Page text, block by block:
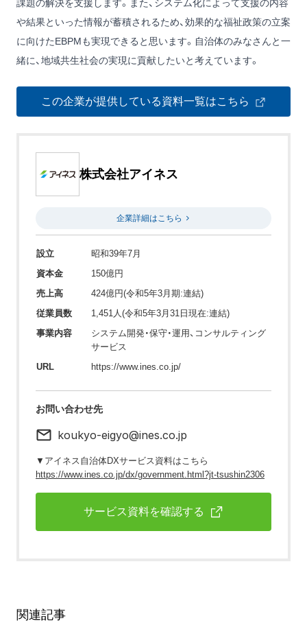
課題の解決を支援します。また、システム化によって支援の内容
や結果といった情報が蓄積されるため、効果的な福祉政策の立案
に向けたEBPMも実現できると思います。自治体のみなさんと一
緒に、地域共生社会の実現に貢献したいと考えています。
この企業が提供している資料一覧はこちら
株式会社アイネス
企業詳細はこちら
設立
昭和39年7月
資本金
150億円
売上高
424億円(令和5年3月期:連結)
従業員数
1,451人(令和5年3月31日現在:連結)
事業内容
システム開発・保守・運用、コンサルティング
サービス
URL
https://www.ines.co.jp/
お問い合わせ先
koukyo-eigyo@ines.co.jp
▼アイネス自治体DXサービス資料はこちら
https://www.ines.co.jp/dx/government.html?jt-tsushin2306
サービス資料を確認する
関連記事